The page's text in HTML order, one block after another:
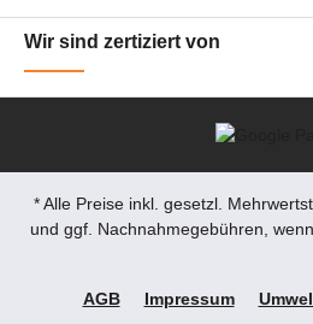
Wir sind zertiziert von
* Alle Preise inkl. gesetzl.
und ggf. Nachnahmegebühren,
AGB Impressum